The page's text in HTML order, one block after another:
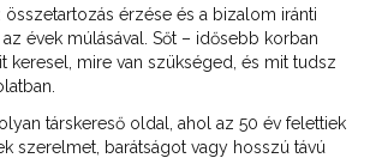
összetartozás érzése és a bizalom iránti
évek múlásával. Sőt – idősebb korban
keresel, mire van szükséged, és mit tudsz
társkereső oldal, ahol az 50 év felettiek
szerelmet, barátságot vagy hosszú távú